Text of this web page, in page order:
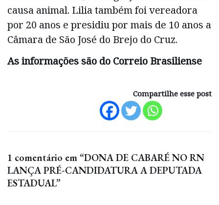
causa animal. Lilia também foi vereadora
por 20 anos e presidiu por mais de 10 anos a
Câmara de São José do Brejo do Cruz.
As informações são do Correio Brasiliense
Compartilhe esse post
1 comentário em “DONA DE CABARÉ NO RN
LANÇA PRÉ-CANDIDATURA A DEPUTADA
ESTADUAL”